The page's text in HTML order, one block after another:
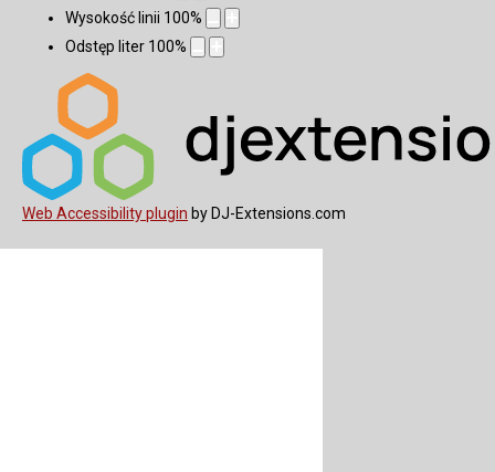
Wysokość linii 100%
Odstęp liter 100%
Web Accessibility plugin by DJ-Extensions.com